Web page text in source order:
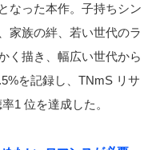
なった本作。子持ちシン
家族の絆、若い世代のラ
く描き、幅広い世代から
を記録し、TNmS リサ
1 位を達成した。